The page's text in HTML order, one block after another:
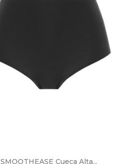
SMOOTHEASE Cueca Alta...